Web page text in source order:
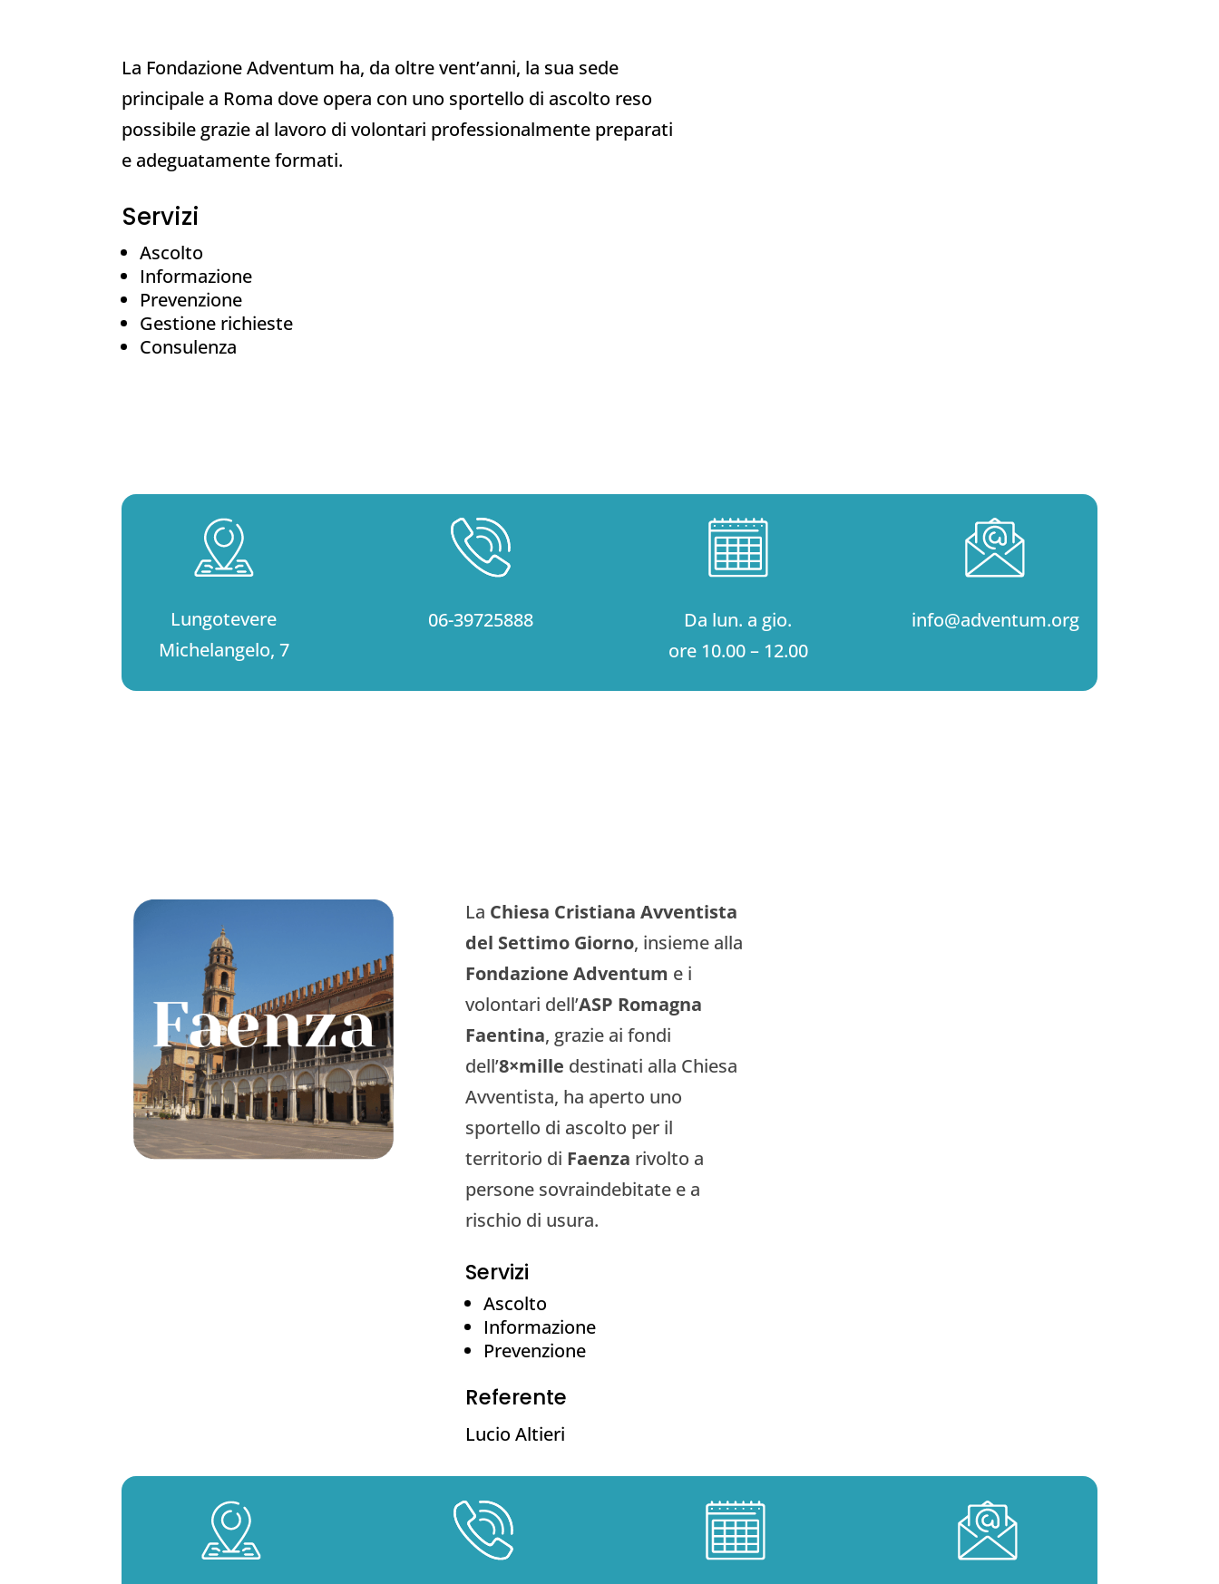
La Fondazione Adventum ha, da oltre vent’anni, la sua sede
principale a Roma dove opera con uno sportello di ascolto reso
possibile grazie al lavoro di volontari professionalmente preparati
e adeguatamente formati.
Servizi
Ascolto
Informazione
Prevenzione
Gestione richieste
Consulenza
Lungotevere
Michelangelo, 7
06-39725888
Da lun. a gio.
ore 10.00 – 12.00
info@adventum.org
La Chiesa Cristiana Avventista
del Settimo Giorno, insieme alla
Fondazione Adventum e i
volontari dell’ASP Romagna
Faentina, grazie ai fondi
dell’8×mille destinati alla Chiesa
Avventista, ha aperto uno
sportello di ascolto per il
territorio di Faenza rivolto a
persone sovraindebitate e a
rischio di usura.
Servizi
Ascolto
Informazione
Prevenzione
Referente
Lucio Altieri